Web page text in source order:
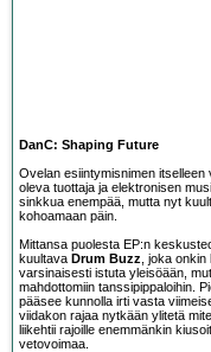
DanC: Shaping Future
Ovelan esiintymisnimen itselleen
oleva tuottaja ja elektronisen
sinkkua enempää, mutta nyt
kohoamaan päin.
Mittansa puolesta EP:n
kuultava Drum Buzz , joka
varsinaisesti istuta yleisöään,
mahdottomiin tanssipippaloihin.
pääsee kunnolla irti vasta
viidakon rajaa nytkään ylitetä
liikehtii rajoille enemmänkin
vetovoimaa.